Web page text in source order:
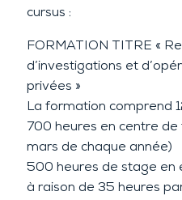
cursus :
FORMATION TITRE «
d’investigations et
privées »
La formation comprend
700 heures en centre
mars de chaque année)
500 heures de stage en
à raison de 35 heures